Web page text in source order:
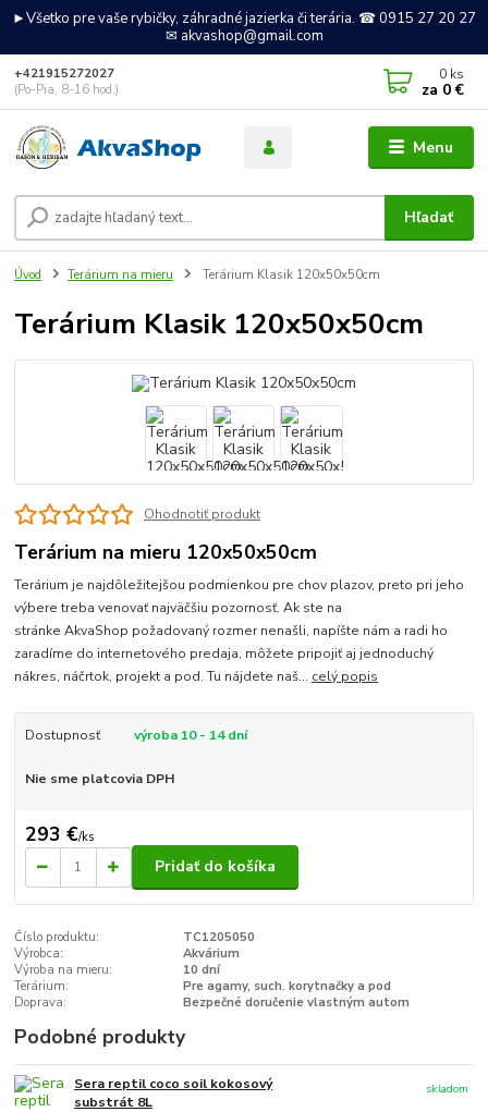
►Všetko pre vaše rybičky, záhradné jazierka či terária. ☎ 0915 27 20 27
✉ akvashop@gmail.com
Menu
Hľadať
+421915272027
(Po-Pia, 8-16 hod.)
0 ks
za 0 €
Úvod Terárium na mieru Terárium Klasik 120x50x50cm
Terárium Klasik 120x50x50cm
Ohodnotiť produkt
Terárium na mieru 120x50x50cm
Terárium je najdôležitejšou podmienkou pre chov plazov, preto pri jeho
výbere treba venovať najväčšiu pozornosť. Ak ste na
stránke AkvaShop požadovaný rozmer nenašli, napíšte nám a radi ho
zaradíme do internetového predaja, môžete pripojiť aj jednoduchý
nákres, náčrtok, projekt a pod. Tu nájdete naš... celý popis
Dostupnosť výroba 10 - 14 dní
Nie sme platcovia DPH
293 €/ks
Pridať do košíka
Číslo produktu:
TC1205050
Výrobca:
Akvárium
Výroba na mieru:
10 dní
Terárium:
Pre agamy, such. korytnačky a pod
Doprava:
Bezpečné doručenie vlastným autom
Podobné produkty
Sera reptil coco soil kokosový
substrát 8L
skladom